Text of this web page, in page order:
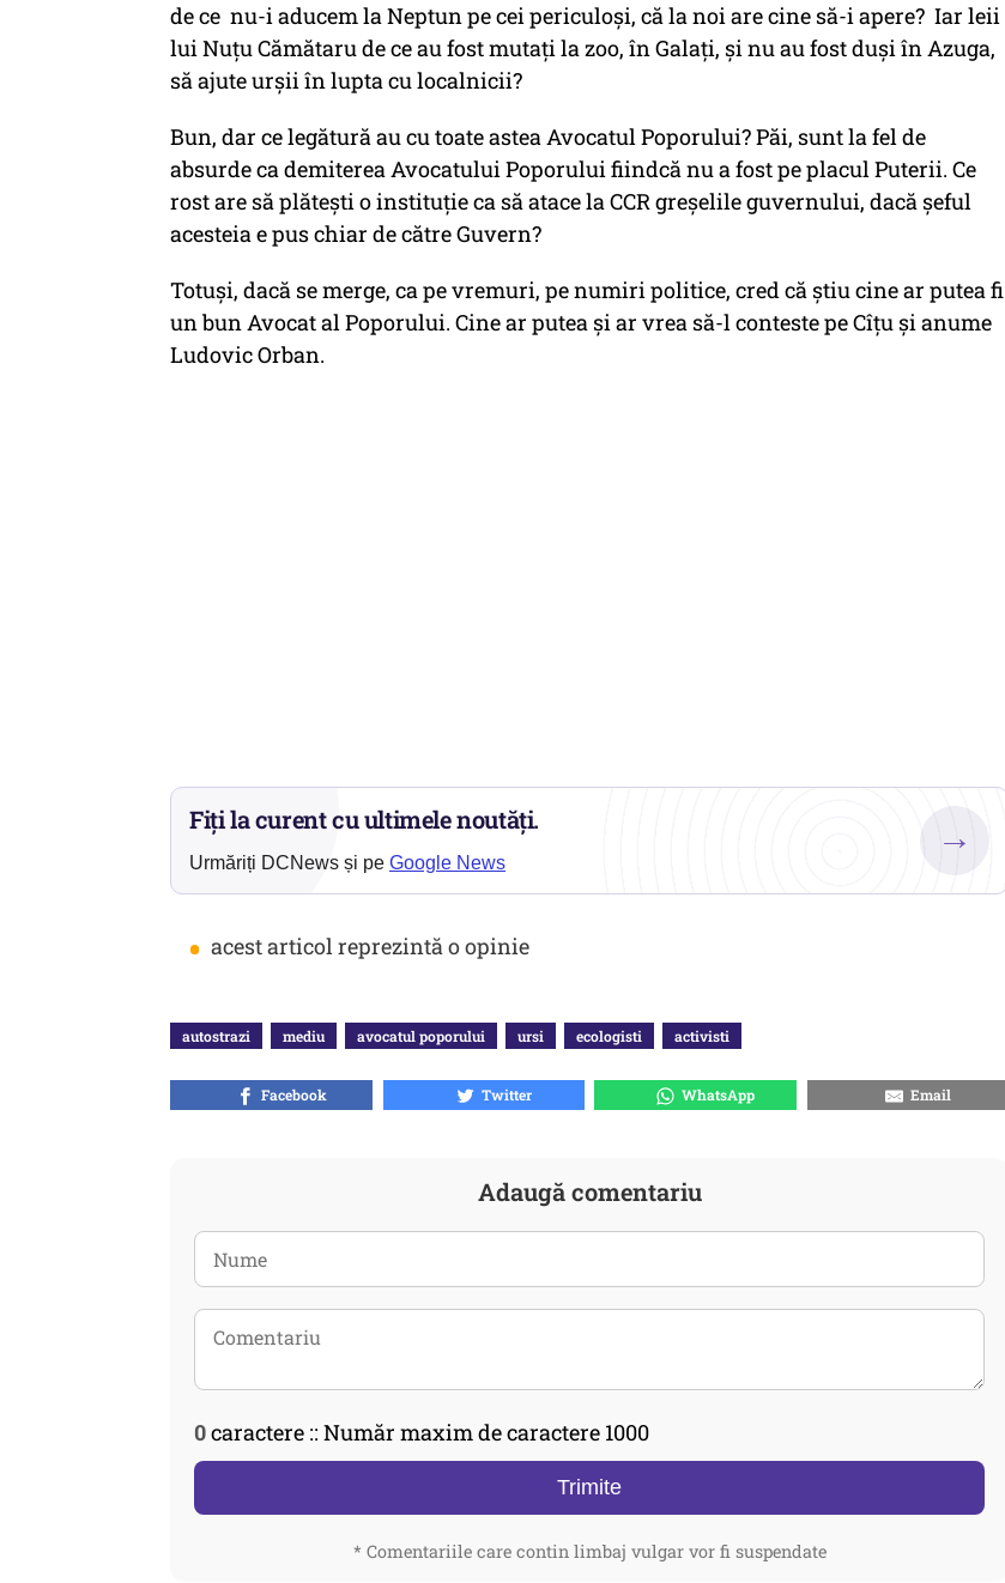
de ce nu-i aducem la Neptun pe cei periculoși, că la noi are cine să-i apere? Iar leii
lui Nuțu Cămătaru de ce au fost mutați la zoo, în Galați, și nu au fost duși în Azuga,
să ajute urșii în lupta cu localnicii?
Bun, dar ce legătură au cu toate astea Avocatul Poporului? Păi, sunt la fel de
absurde ca demiterea Avocatului Poporului fiindcă nu a fost pe placul Puterii. Ce
rost are să plătești o instituție ca să atace la CCR greșelile guvernului, dacă șeful
acesteia e pus chiar de către Guvern?
Totuși, dacă se merge, ca pe vremuri, pe numiri politice, cred că știu cine ar putea fi
un bun Avocat al Poporului. Cine ar putea și ar vrea să-l conteste pe Cîțu și anume
Ludovic Orban.
Fiți la curent cu ultimele noutăți.
Urmăriți DCNews și pe Google News
→
• acest articol reprezintă o opinie
autostrazi mediu avocatul poporului ursi ecologisti activisti
Facebook Twitter WhatsApp Email
Adaugă comentariu
0caractere :: Număr maxim de caractere 1000
Trimite
* Comentariile care contin limbaj vulgar vor fi suspendate